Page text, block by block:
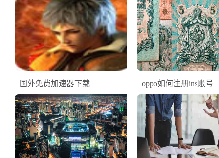
国外免费加速器下载 oppo如何注册ins账号